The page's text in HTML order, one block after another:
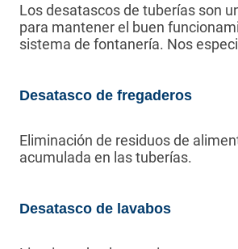
Los desatascos de tuberías son
para mantener el buen
sistema de fontanería. Nos
Desatasco de fregaderos
Eliminación de residuos de
acumulada en las tuberías.
Desatasco de lavabos